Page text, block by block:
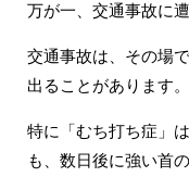
万が一、交通事故に
交通事故は、その場
出ることがあります。
特に「むち打ち症」
も、数日後に強い首